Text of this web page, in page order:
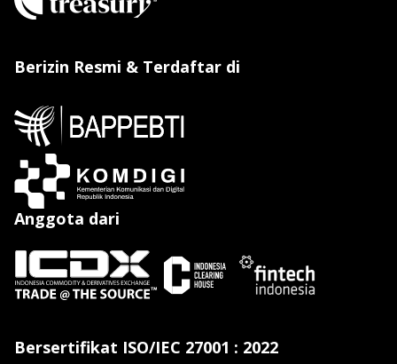
Berizin Resmi & Terdaftar di
Anggota dari
Bersertifikat ISO/IEC 27001 : 2022